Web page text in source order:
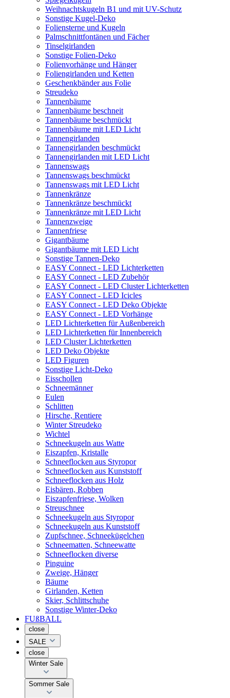
Weihnachtskugeln B1 und mit UV-Schutz
Sonstige Kugel-Deko
Foliensterne und Kugeln
Palmschnittfontänen und Fächer
Tinselgirlanden
Sonstige Folien-Deko
Folienvorhänge und Hänger
Foliengirlanden und Ketten
Geschenkbänder aus Folie
Streudeko
Tannenbäume
Tannenbäume beschneit
Tannenbäume beschmückt
Tannenbäume mit LED Licht
Tannengirlanden
Tannengirlanden beschmückt
Tannengirlanden mit LED Licht
Tannenswags
Tannenswags beschmückt
Tannenswags mit LED Licht
Tannenkränze
Tannenkränze beschmückt
Tannenkränze mit LED Licht
Tannenzweige
Tannenfriese
Gigantbäume
Gigantbäume mit LED Licht
Sonstige Tannen-Deko
EASY Connect - LED Lichterketten
EASY Connect - LED Zubehör
EASY Connect - LED Cluster Lichterketten
EASY Connect - LED Icicles
EASY Connect - LED Deko Objekte
EASY Connect - LED Vorhänge
LED Lichterketten für Außenbereich
LED Lichterketten für Innenbereich
LED Cluster Lichterketten
LED Deko Objekte
LED Figuren
Sonstige Licht-Deko
Eisschollen
Schneemänner
Eulen
Schlitten
Hirsche, Rentiere
Winter Streudeko
Wichtel
Schneekugeln aus Watte
Eiszapfen, Kristalle
Schneeflocken aus Styropor
Schneeflocken aus Kunststoff
Schneeflocken aus Holz
Eisbären, Robben
Eiszapfenfriese, Wolken
Streuschnee
Schneekugeln aus Styropor
Schneekugeln aus Kunststoff
Zupfschnee, Schneekügelchen
Schneematten, Schneewatte
Schneeflocken diverse
Pinguine
Zweige, Hänger
Bäume
Girlanden, Ketten
Skier, Schlittschuhe
Sonstige Winter-Deko
FUßBALL
close
SALE
close
Winter Sale
Sommer Sale